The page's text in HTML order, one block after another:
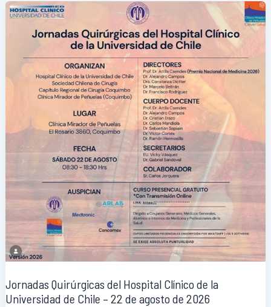
Jornadas Quirúrgicas del Hospital Clínico de la
Universidad de Chile – 22 de agosto de 2026